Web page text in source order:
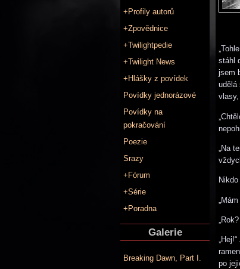
+Profily autorů
+Zpovědnice
+Twilightpedie
+Twilight News
+Hlášky z povídek
Povídky jednorázové
Povídky na
pokračování
Poezie
Srazy
+Fórum
+Série
+Poradna
Galerie
Breaking Dawn, Part I.
stáhl
jsem
udělá
„Na
po